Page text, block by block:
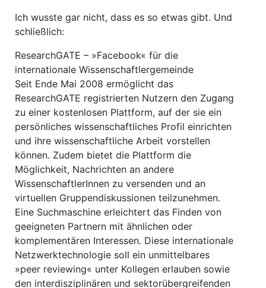
Ich wusste gar nicht, dass es so etwas gibt. Und
schließlich:
ResearchGATE – »Facebook« für die
internationale Wissenschaftlergemeinde
Seit Ende Mai 2008 ermöglicht das
ResearchGATE registrierten Nutzern den Zugang
zu einer kostenlosen Plattform, auf der sie ein
persönliches wissenschaftliches Profil einrichten
und ihre wissenschaftliche Arbeit vorstellen
können. Zudem bietet die Plattform die
Möglichkeit, Nachrichten an andere
WissenschaftlerInnen zu versenden und an
virtuellen Gruppendiskussionen teilzunehmen.
Eine Suchmaschine erleichtert das Finden von
geeigneten Partnern mit ähnlichen oder
komplementären Interessen. Diese internationale
Netzwerktechnologie soll ein unmittelbares
»peer reviewing« unter Kollegen erlauben sowie
den interdisziplinären und sektorübergreifenden